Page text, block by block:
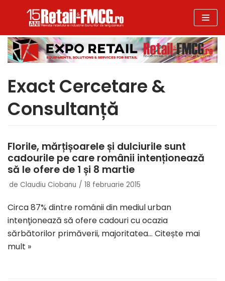
la
conținut
Exact Cercetare &
Consultanță
Florile, mărțișoarele și dulciurile sunt
cadourile pe care românii intenționează
să le ofere de 1 și 8 martie
de Claudiu Ciobanu 18 februarie 2015
Circa 87% dintre românii din mediul urban
intenţionează să ofere cadouri cu ocazia
sărbătorilor primăverii, majoritatea… Citește mai
mult »